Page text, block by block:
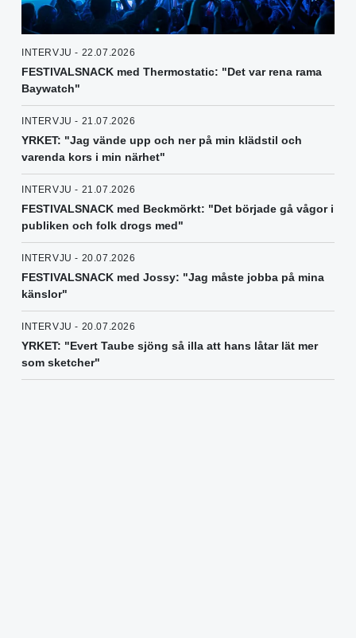
INTERVJU - 22.07.2026
FESTIVALSNACK med Thermostatic: "Det var rena rama
Baywatch"
INTERVJU - 21.07.2026
YRKET: "Jag vände upp och ner på min klädstil och
varenda kors i min närhet"
INTERVJU - 21.07.2026
FESTIVALSNACK med Beckmörkt: "Det började gå vågor i
publiken och folk drogs med"
INTERVJU - 20.07.2026
FESTIVALSNACK med Jossy: "Jag måste jobba på mina
känslor"
INTERVJU - 20.07.2026
YRKET: "Evert Taube sjöng så illa att hans låtar lät mer
som sketcher"